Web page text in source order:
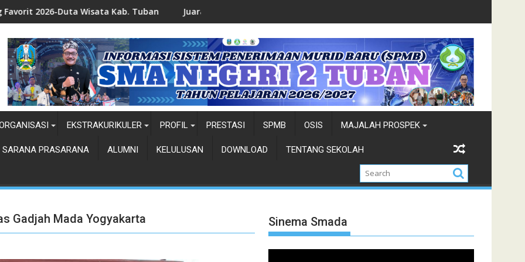
Wisata Kab. Tuban Juara 1 Duta Wisata-Ndhuk Kab. Tuban 2026
EKSTRAKURIKULER PROFIL PRESTASI SPMB OSIS MAJALAH PROSPEK
SARANA PRASARANA ALUMNI KELULUSAN DOWNLOAD TENTANG SEKOLAH
Gadjah Mada Yogyakarta Sinema Smada